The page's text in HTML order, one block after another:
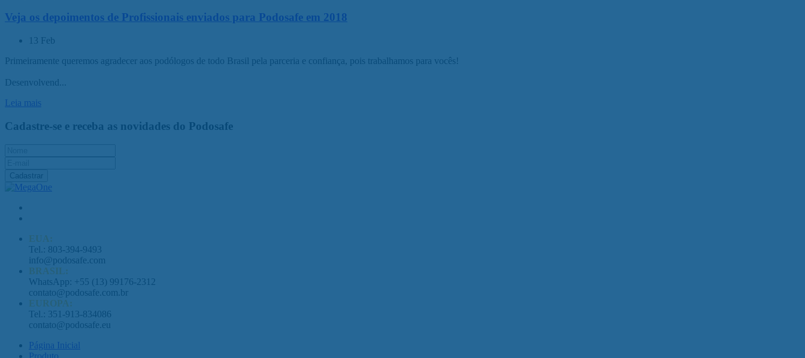
Veja os depoimentos de Profissionais enviados para Podosafe em 2018
13 Feb
Primeiramente queremos agradecer aos podólogos de todo Brasil pela parceria e confiança, pois trabalhamos para vocês!
Desenvolvend...
Leia mais
Cadastre-se e receba as novidades do Podosafe
Cadastrar
EUA:
Tel.: 803-394-9493
info@podosafe.com
BRASIL:
WhatsApp: +55 (13) 99176-2312
contato@podosafe.com.br
EUROPA:
Tel.: 351-913-834086
contato@podosafe.eu
Página Inicial
Produto